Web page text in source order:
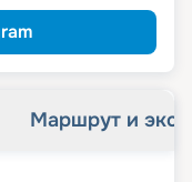
Маршрут и